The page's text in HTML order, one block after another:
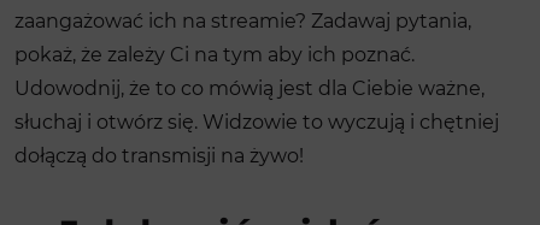
zaangażować ich na streamie? Zadawaj pytania,
pokaż, że zależy Ci na tym aby ich poznać.
Udowodnij, że to co mówią jest dla Ciebie ważne,
słuchaj i otwórz się. Widzowie to wyczują i chętniej
dołączą do transmisji na żywo!